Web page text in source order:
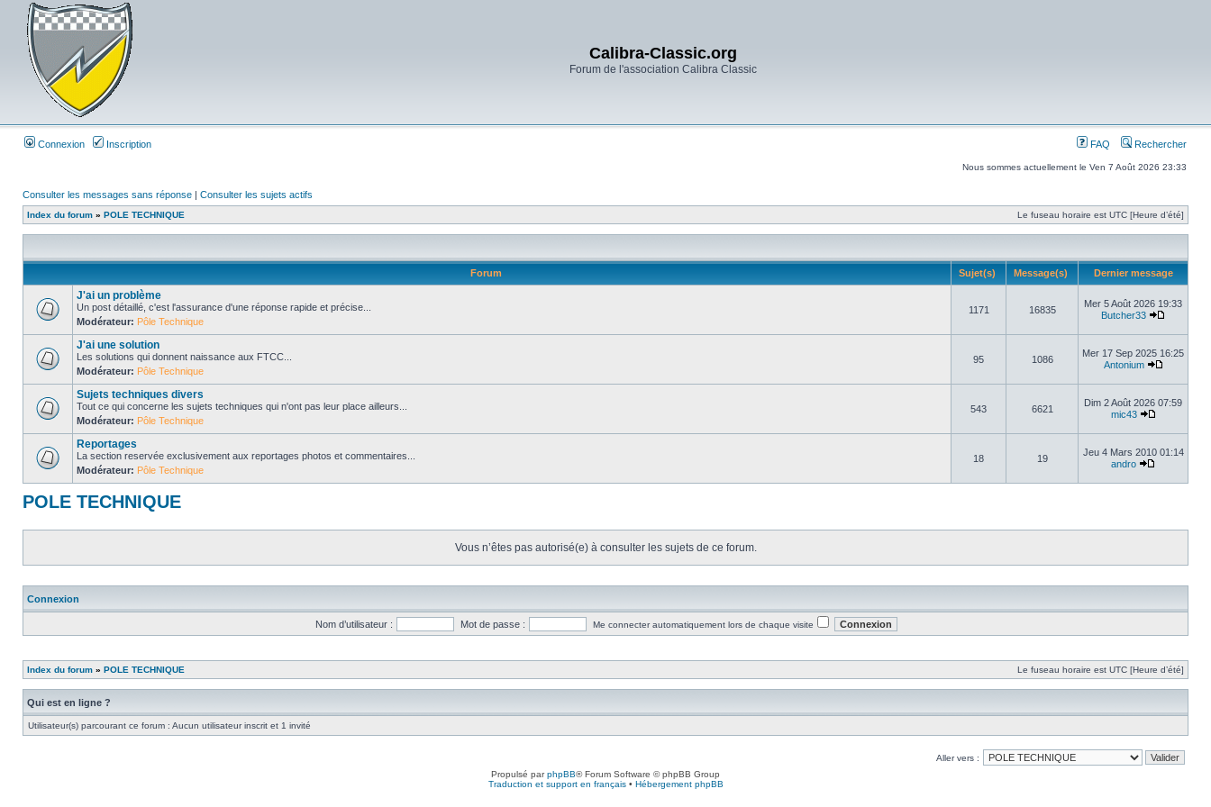
Calibra-Classic.org
Forum de l'association Calibra Classic
Connexion Inscription FAQ Rechercher
Nous sommes actuellement le Ven 7 Août 2026 23:33
Consulter les messages sans réponse | Consulter les sujets actifs
Index du forum » POLE TECHNIQUE Le fuseau horaire est UTC [Heure d’été]
Forum Sujet(s) Message(s) Dernier message
J'ai un problème
Un post détaillé, c'est l'assurance d'une réponse rapide et précise...
Modérateur: Pôle Technique
1171 16835
Mer 5 Août 2026 19:33
Butcher33
J'ai une solution
Les solutions qui donnent naissance aux FTCC...
Modérateur: Pôle Technique
95 1086
Mer 17 Sep 2025 16:25
Antonium
Sujets techniques divers
Tout ce qui concerne les sujets techniques qui n'ont pas leur place ailleurs...
Modérateur: Pôle Technique
543 6621
Dim 2 Août 2026 07:59
mic43
Reportages
La section reservée exclusivement aux reportages photos et commentaires...
Modérateur: Pôle Technique
18 19
Jeu 4 Mars 2010 01:14
andro
POLE TECHNIQUE
Vous n’êtes pas autorisé(e) à consulter les sujets de ce forum.
Connexion
Nom d’utilisateur : Mot de passe : Me connecter automatiquement lors de chaque visite
Index du forum » POLE TECHNIQUE Le fuseau horaire est UTC [Heure d’été]
Qui est en ligne ?
Utilisateur(s) parcourant ce forum : Aucun utilisateur inscrit et 1 invité
Aller vers :
Propulsé parphpBB® Forum Software © phpBB Group
Traduction et support en français• Hébergement phpBB